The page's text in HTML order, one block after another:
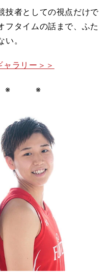
技者としての視点だけで
フタイムの話まで、ふた
。
ラリー＞＞
※